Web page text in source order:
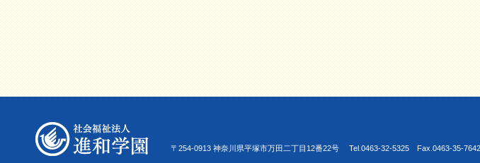
〒254-0913 神奈川県平塚市万田二丁目12番22号 Tel.0463-32-5325 Fax.0463-35-